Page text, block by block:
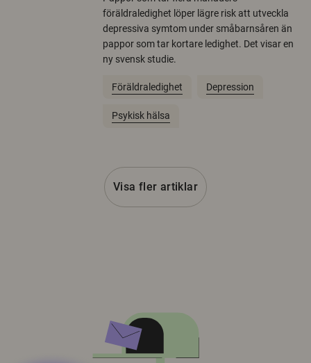
föräldraledighet löper lägre risk att utveckla
depressiva symtom under småbarnsåren än
pappor som tar kortare ledighet. Det visar en
ny svensk studie.
Föräldraledighet Depression
Psykisk hälsa
Visa fler artiklar